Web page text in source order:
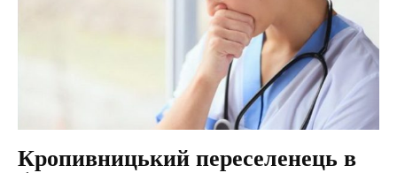
Кропивницький переселенець в